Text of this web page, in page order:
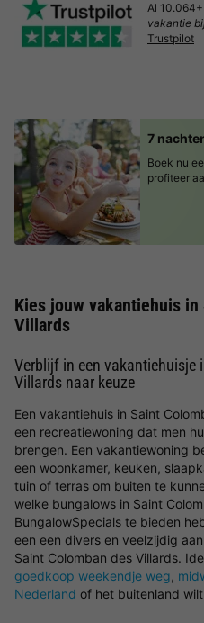
Al
vakantie
Trustpilot
7
Boek nu
profiteer
Kies jouw vakantiehuis in
Villards
Verblijf in een vakantiehuisje
Villards naar keuze
Een vakantiehuis in Saint
een recreatiewoning dat men
brengen. Een vakantiewoning
een woonkamer, keuken,
tuin of terras om buiten te
welke bungalows in Saint
BungalowSpecials te bieden
een een divers en veelzijdig
Saint Colomban des Villards.
goedkoop weekendje weg,
Nederland of het buitenland